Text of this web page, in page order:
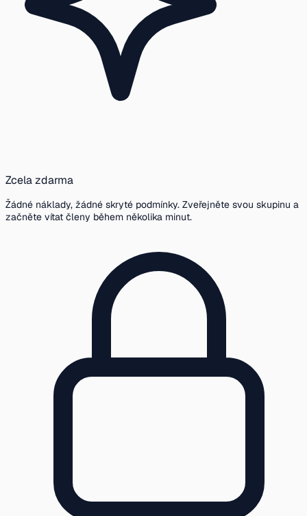
Zcela zdarma
Žádné náklady, žádné skryté podmínky. Zveřejněte svou skupinu a
začněte vítat členy během několika minut.